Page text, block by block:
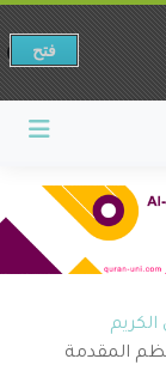
الكريم
المقدمة
فتح